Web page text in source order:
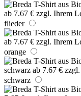
flieder
orange
schwarz